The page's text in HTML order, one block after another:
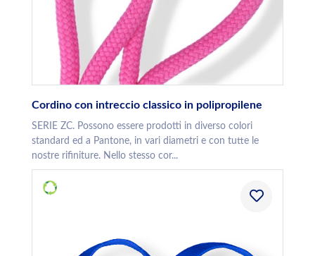
Cordino con intreccio classico in polipropilene
SERIE ZC. Possono essere prodotti in diverso colori
standard ed a Pantone, in vari diametri e con tutte le
nostre rifiniture. Nello stesso cor...